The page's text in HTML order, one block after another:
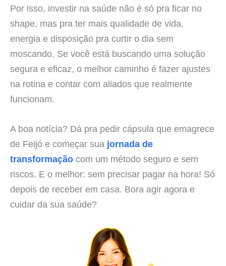
Por isso, investir na saúde não é só pra ficar no
shape, mas pra ter mais qualidade de vida,
energia e disposição pra curtir o dia sem
moscando. Se você está buscando uma solução
segura e eficaz, o melhor caminho é fazer ajustes
na rotina e contar com aliados que realmente
funcionam.
A boa notícia? Dá pra pedir cápsula que emagrece
de Feijó e começar sua jornada de
transformação com um método seguro e sem
riscos. E o melhor: sem precisar pagar na hora! Só
depois de receber em casa. Bora agir agora e
cuidar da sua saúde?